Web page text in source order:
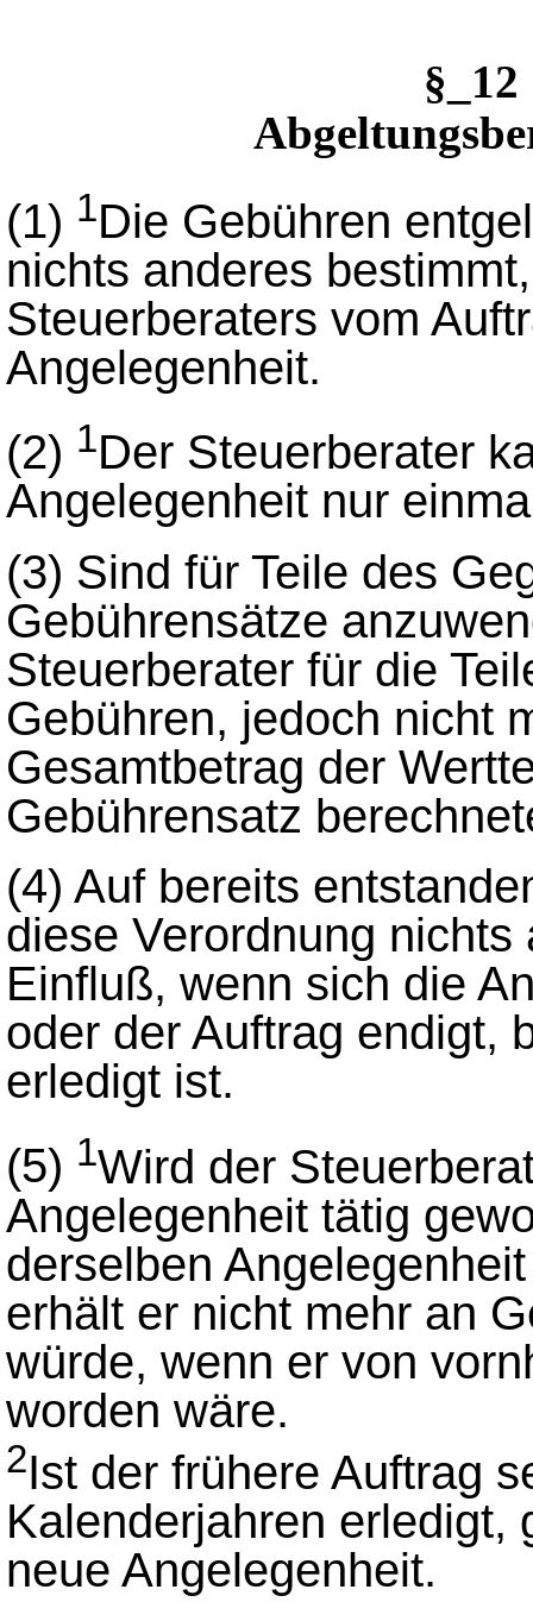
(1) 1Die Gebühren
nichts anderes
Steuerberaters vom
Angelegenheit.
(2) 1Der Steuerberater
Angelegenheit nur
(3) Sind für Teile des
Gebührensätze
Steuerberater für die
Gebühren, jedoch nicht
Gesamtbetrag der
Gebührensatz
(4) Auf bereits
diese Verordnung
Einfluß, wenn sich die
oder der Auftrag endigt,
erledigt ist.
(5) 1Wird der
Angelegenheit tätig
derselben
erhält er nicht mehr an
würde, wenn er von
worden wäre.
2Ist der frühere Auftrag
Kalenderjahren erledigt,
neue Angelegenheit.